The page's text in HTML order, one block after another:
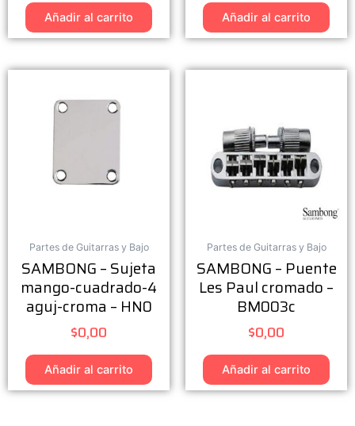
Añadir al carrito Añadir al carrito
Partes de Guitarras y Bajo
SAMBONG – Sujeta
mango-cuadrado-4
aguj-croma – HN0
$0,00
Añadir al carrito
Partes de Guitarras y Bajo
SAMBONG – Puente
Les Paul cromado –
BM003c
$0,00
Añadir al carrito